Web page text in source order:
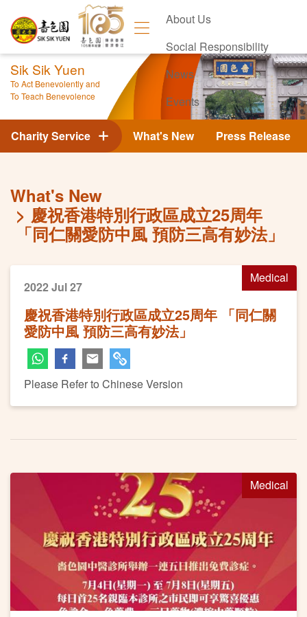
About Us
Social Responsibility
News
Events
Contact Us
Sik Sik Yuen
To Act Benevolently and
To Teach Benevolence
What's New Press Release
Charity Service
What's New
慶祝香港特別行政區成立25周年
「同仁關愛防中風 預防三高有妙法」
Medical
2022 Jul 27
慶祝香港特別行政區成立25周年 「同仁關
愛防中風 預防三高有妙法」
Please Refer to Chinese Version
Medical